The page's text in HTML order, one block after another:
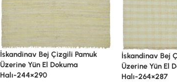
İskandinav Bej Çizgili Pamuk
Üzerine Yün El Dokuma
Halı-264×287
İskandinav
Üzerine Yün El